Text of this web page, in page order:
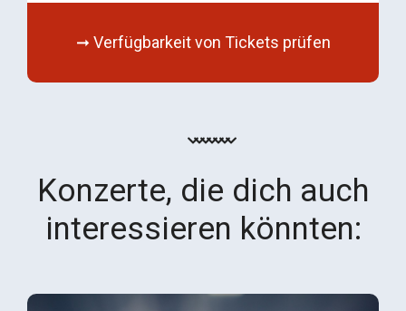
➞ Verfügbarkeit von Tickets prüfen
Konzerte, die dich auch
interessieren könnten: